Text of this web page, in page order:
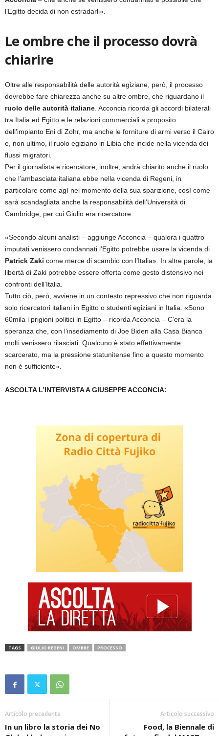
l’Egitto decida di non estradarli».
Le ombre che il processo dovrà
chiarire
Oltre alle responsabilità delle autorità egiziane, però, il processo
dovrebbe fare chiarezza anche su altre ombre, che riguardano il
ruolo delle autorità italiane. Acconcia ricorda gli accordi bilaterali
tra Italia ed Egitto e le relazioni commerciali a proposito
dell’impianto Eni di Zohr, ma anche le forniture di armi verso il Cairo
e, non ultimo, il ruolo egiziano in Libia che incide nella vicenda dei
flussi migratori.
Per il giornalista e ricercatore, inoltre, andrà chiarito anche il ruolo
che l’ambasciata italiana ebbe nella vicenda di Regeni, in
particolare come agì nel momento della sua sparizione, così come
sarà scandagliata anche la responsabilità dell’Università di
Cambridge, per cui Giulio era ricercatore.
«Secondo alcuni analisti – aggiunge Acconcia – qualora i quattro
imputati venissero condannati l’Egitto potrebbe usare la vicenda di
Patrick Zaki come merce di scambio con l’Italia». In altre parole, la
libertà di Zaki potrebbe essere offerta come gesto distensivo nei
confronti dell’Italia.
Tutto ciò, però, avviene in un contesto repressivo che non riguarda
solo ricercatori italiani in Egitto o studenti egiziani in Italia. «Sono
60mila i prigioni politici in Egitto – ricorda Acconcia – C’era la
speranza che, con l’insediamento di Joe Biden alla Casa Bianca
molti venissero rilasciati. Qualcuno è stato effettivamente
scarcerato, ma la pressione statunitense fino a questo momento
non è sufficiente».
ASCOLTA L’INTERVISTA A GIUSEPPE ACCONCIA:
TAGS GIULIO REGENI OMBRE PROCESSO
Articolo precedente
In un libro la storia dei No
Articolo successivo
Food, la Biennale di